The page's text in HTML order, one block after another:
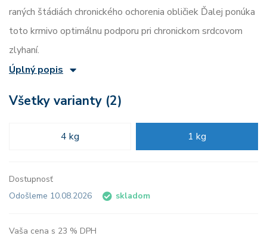
raných štádiách chronického ochorenia obličiek Ďalej ponúka
toto krmivo optimálnu podporu pri chronickom srdcovom
zlyhaní.
Úplný popis
Všetky varianty (2)
4 kg 1 kg
Dostupnosť
Odošleme 10.08.2026
skladom
Vaša cena s 23 % DPH